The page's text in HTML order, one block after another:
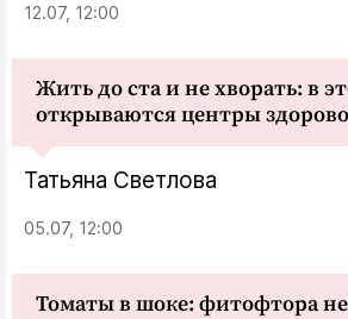
12.07, 12:00
Жить до ста и не хворать: в
открываются центры
Татьяна Светлова
05.07, 12:00
Томаты в шоке: фитофтора